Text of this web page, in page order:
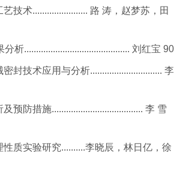
技术....................... 路 涛，赵梦苏，田
析............................................ 刘红宝 90
封技术应用与分析.............................. 李
预防措施...................................... 李 雪
质实验研究..........李晓辰，林日亿，徐